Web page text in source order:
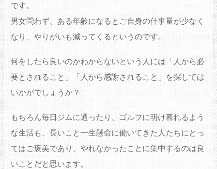
です。
男女問わず、ある年齢になるとご自身の仕事量が少なく
なり、 やりがいも減ってくるというのです。
何をしたら良いのかわからないという人には「人から必
要とされること」「人から感謝されること」を探しては
いかがでしょうか？
もちろん毎日ジムに通ったり、ゴルフに明け暮れるよう
な生活も、 長いこと一生懸命に働いてきた人たちにとっ
てはご褒美であり、やれなかったことに集中するのは良
いこ とだと思います。